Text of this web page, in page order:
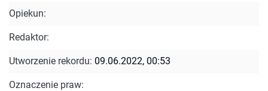
Opiekun:
Redaktor:
Utworzenie rekordu: 09.06.2022, 00:53
Oznaczenie praw: